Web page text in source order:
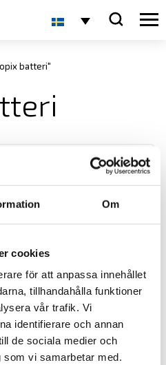
Om
cookies
för att anpassa innehållet
tillhandahålla funktioner
vår trafik. Vi
identifierare och annan
de sociala medier och
vi samarbetar med.
batteri"
tillbehör
för Metrix oscilloskopserie
IV finns här.
1,260.00 kr
kr
LÄS MER